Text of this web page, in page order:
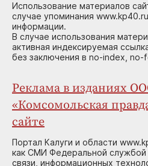
Использование материалов
случае упоминания
информации.
В случае использования
активная индексируемая
без заключения в no-index, no-
Реклама в изданиях
«Комсомольская
сайте
Портал Калуги и области
как СМИ Федеральной службой
связи, информационных